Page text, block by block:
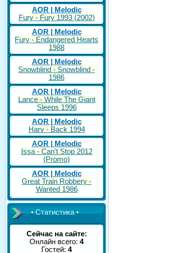
AOR | Melodic
Fury - Fury 1993 (2002)
AOR | Melodic
Fury - Endangered Hearts
1988
AOR | Melodic
Snowblind - Snowblind -
1986
AOR | Melodic
Lance - While The Giant
Sleeps 1996
AOR | Melodic
Harv - Back 1994
AOR | Melodic
Issa - Can't Stop 2012
(Promo)
AOR | Melodic
Great Train Robbery -
Wanted 1986
• Статистика •
Сейчас на сайте:
Онлайн всего: 4
Гостей: 4